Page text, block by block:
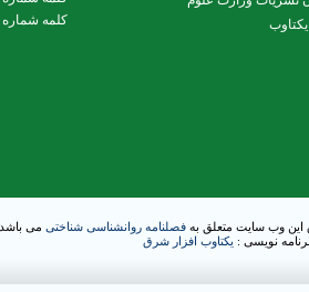
کلمه شماره
این وب سایت متعلق به فصلنامه روانشناسی شناختی می باشد.
نویسی : یکتاوب افزار شرق